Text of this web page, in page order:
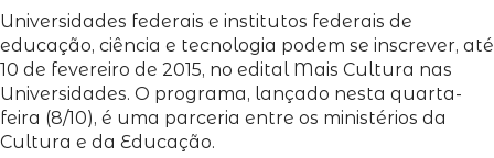
Universidades federais e institutos federais de
educação, ciência e tecnologia podem se inscrever, até
10 de fevereiro de 2015, no edital Mais Cultura nas
Universidades. O programa, lançado nesta quarta-
feira (8/10), é uma parceria entre os ministérios da
Cultura e da Educação.